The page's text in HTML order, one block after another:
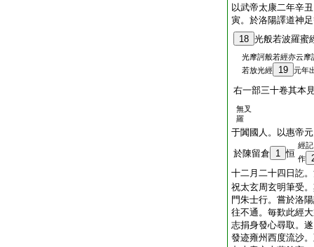
以武帝太康二年辛
寅。於洛陽譯道神
18 光般若波羅蜜
光摩訶般若經亦云摩
若放光經
19 元年
右一部三十卷其本
無叉
羅
于闐國人。以惠帝
於陳留倉 1 恒
經記
作
十二月二十四日訖
祝太玄周玄明筆受
門朱士行。嘗於洛
往不通。毎歎此經
志捐身發心尋取。
發迹雍州西度流沙